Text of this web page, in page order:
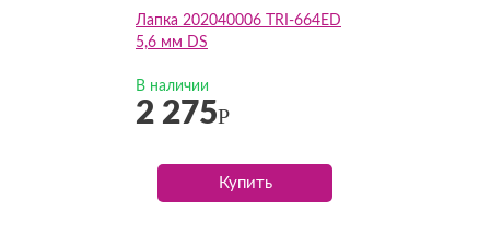
Лапка 202040006 TRI-664ED
5,6 мм DS
В наличии
2 275Р
Купить